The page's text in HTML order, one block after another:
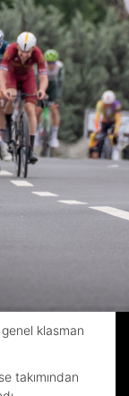
genel klasman
takımından